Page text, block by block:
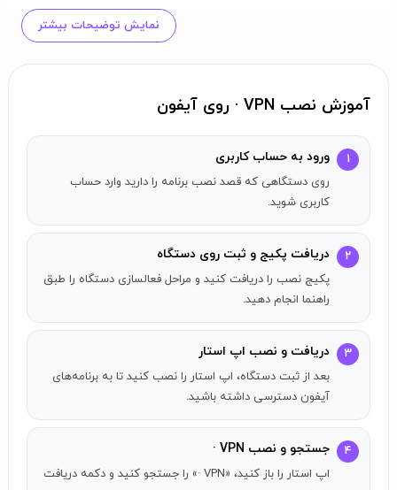
to monitor you any longer, and that your privacy is reliably
secured from obtrusive website and ISP surveillance.
Our high-speed VPN servers in 70+ locations all over the
allow you to freely surf the web without giving out a single
piece of your personal information, including your current
location. Don’t let websites discriminate you based on the
way you surf the internet or the place you browse it from.
TOTAL SECURITY
We offers a variety of VPN protocols, each with unique
capabilities and strengths. Just choose the one you would
like to try. For instance:
OpenVPN - an extremely secure and highly configurable
protocol that uses a wide range of encryption algorithms
(including AES-256).
IKEv2 - a secure and easy-to-setup protocol that can
effectively change networks and re-establish VPN
connection if it was temporarily lost. It provides a
نمایش توضیحات بیشتر
آموزش نصب VPN · روی آیفون
۱ ورود به حساب کاربری
روی دستگاهی که قصد نصب برنامه را دارید وارد حساب
کاربری شوید.
۲ دریافت پکیج و ثبت روی دستگاه
پکیج نصب را دریافت کنید و مراحل فعالسازی دستگاه را طبق
راهنما انجام دهید.
۳ دریافت و نصب اپ استار
بعد از ثبت دستگاه، اپ استار را نصب کنید تا به برنامه‌های
آیفون دسترسی داشته باشید.
۴ جستجو و نصب VPN ·
اپ استار را باز کنید، «VPN ·» را جستجو کنید و دکمه دریافت